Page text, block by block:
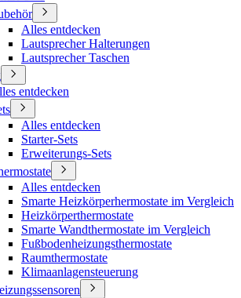
Alles entdecken
Lautsprecher Halterungen
Lautsprecher Taschen
entdecken
Alles entdecken
Starter-Sets
Erweiterungs-Sets
Alles entdecken
Smarte Heizkörperhermostate im Vergleich
Heizkörperthermostate
Smarte Wandthermostate im Vergleich
Fußbodenheizungsthermostate
Raumthermostate
Klimaanlagensteuerung